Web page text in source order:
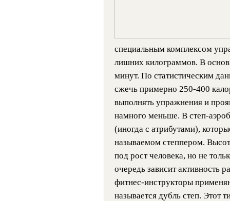
специальным комплексом
лишних килограммов. В
минут. По статистическим
сжечь примерно 250-400
выполнять упражнения и
намного меньше. В степ-
(иногда с атрибутами),
называемом степпером.
под рост человека, но не
очередь зависит активность
фитнес-инструкторы
называется дубль степ. Этот